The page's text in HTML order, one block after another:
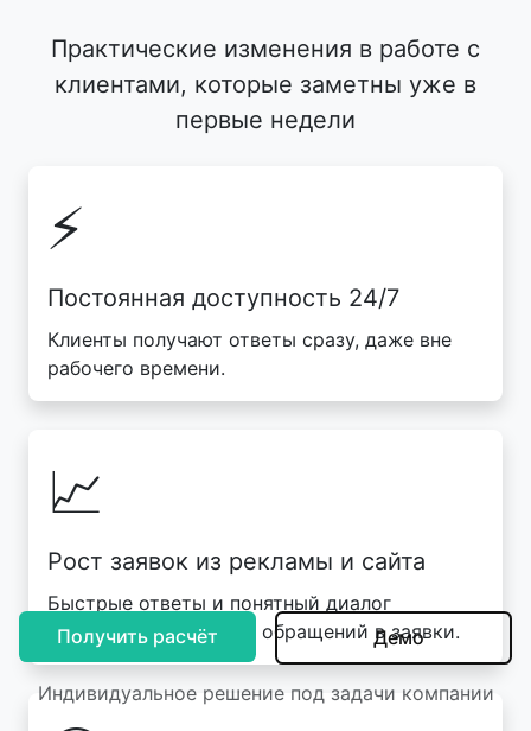
Практические изменения в работе с
клиентами, которые заметны уже в
первые недели
⚡
Постоянная доступность 24/7
Клиенты получают ответы сразу, даже вне
рабочего времени.
📈
Рост заявок из рекламы и сайта
Быстрые ответы и понятный диалог
повышают конверсию обращений в заявки.
Получить расчёт Демо
Индивидуальное решение под задачи компании